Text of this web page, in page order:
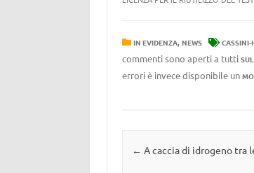
IN EVIDENZA, NEWS CASSINI-
commenti sono aperti a tutti
errori è invece disponibile un
Navigazione articolo
← A caccia di idrogeno tra